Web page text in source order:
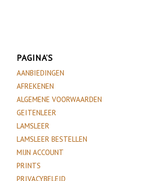
PAGINA’S
AANBIEDINGEN
AFREKENEN
ALGEMENE VOORWAARDEN
GEITENLEER
LAMSLEER
LAMSLEER BESTELLEN
MIJN ACCOUNT
PRINTS
PRIVACYBELEID